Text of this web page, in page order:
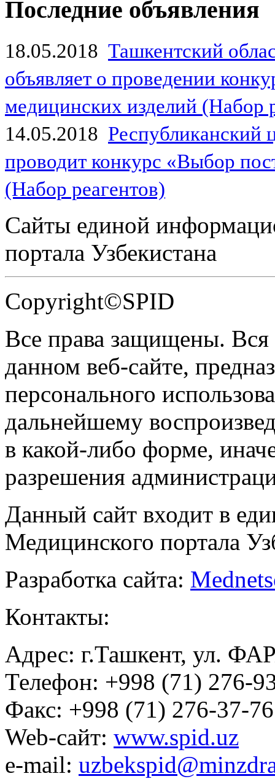
Последние объявления
18.05.2018 Ташкентский
объявляет о проведении
медицинских изделий (Набор
14.05.2018
проводит конкурс «Выбор
(Набор реагентов)
Сайты единой
портала Узбекистана
Copyright©SPID
Все права защищены.
данном веб-сайте,
персонального
дальнейшему
в какой-либо форме,
разрешения
Данный сайт входит в
Медицинского портала
Разработка сайта:
Контакты:
Адрес: г.Ташкент, ул.
Телефон: +998 (71) 276-
Факс: +998 (71) 276-37-76
Web-сайт: www.spid.uz
e-mail: